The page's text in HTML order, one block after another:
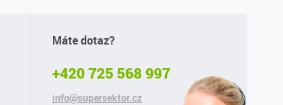
Máte dotaz?
+420 725 568 997
info@supersektor.cz